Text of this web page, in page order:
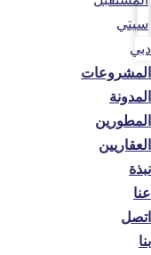
سيتي
دبي
المشروعات
المدونة
المطورين
العقاريين
نبذة
عنا
اتصل
بنا